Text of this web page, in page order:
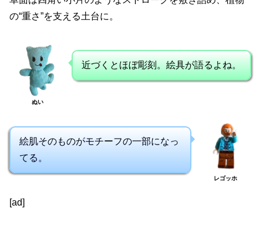
の“重さ”を支える土台に。
ぬい
近づくとほぼ彫刻。絵具が語るよね。
絵肌そのものがモチーフの一部になっ
てる。
レゴッホ
[ad]